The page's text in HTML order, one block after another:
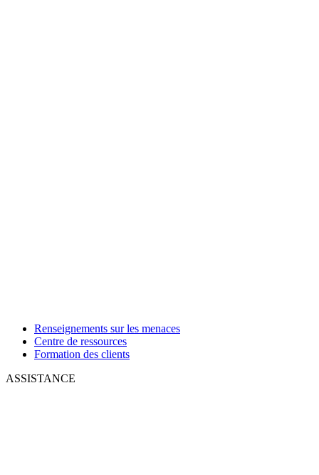
Renseignements sur les menaces
Centre de ressources
Formation des clients
ASSISTANCE